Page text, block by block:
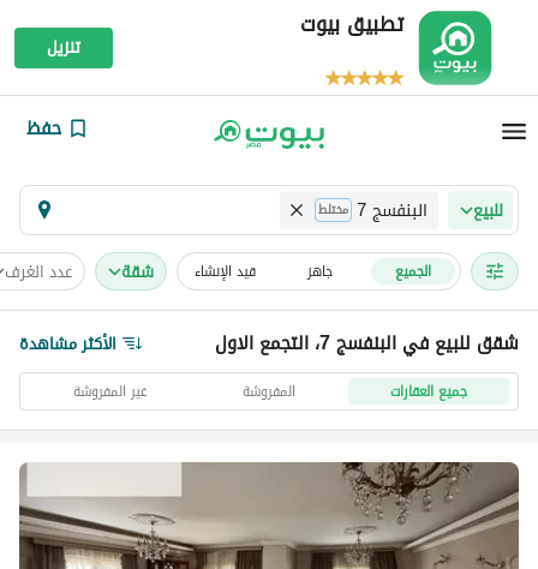
تطبيق بيوت
تنزيل
حفظ
للبيع البنفسج 7 مختلط
الجميع جاهز قيد الإنشاء شقة عدد الغرف
شقق للبيع في البنفسج 7، التجمع الاول الأكثر مشاهدة
جميع العقارات المفروشة غير المفروشة